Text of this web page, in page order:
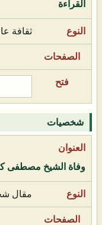
القراءة
ثقافة
شخصيات
وفاة الشيخ مصطفى
مقال